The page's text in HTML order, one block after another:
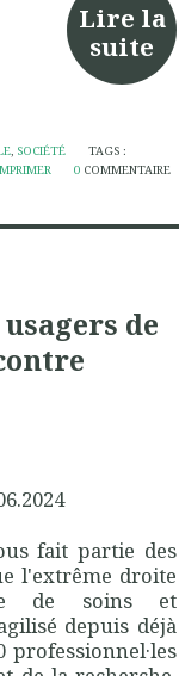
Lire la
suite
, SOCIÉTÉ
TAGS :
0 COMMENTAIRE
de
fait partie des
l'extrême droite
de soins et
depuis déjà
professionnel·les